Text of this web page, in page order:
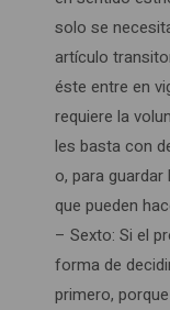
solo se
artículo
éste entre en
requiere la
les basta con
o, para
que pueden
– Sexto: Si el
forma de
primero,